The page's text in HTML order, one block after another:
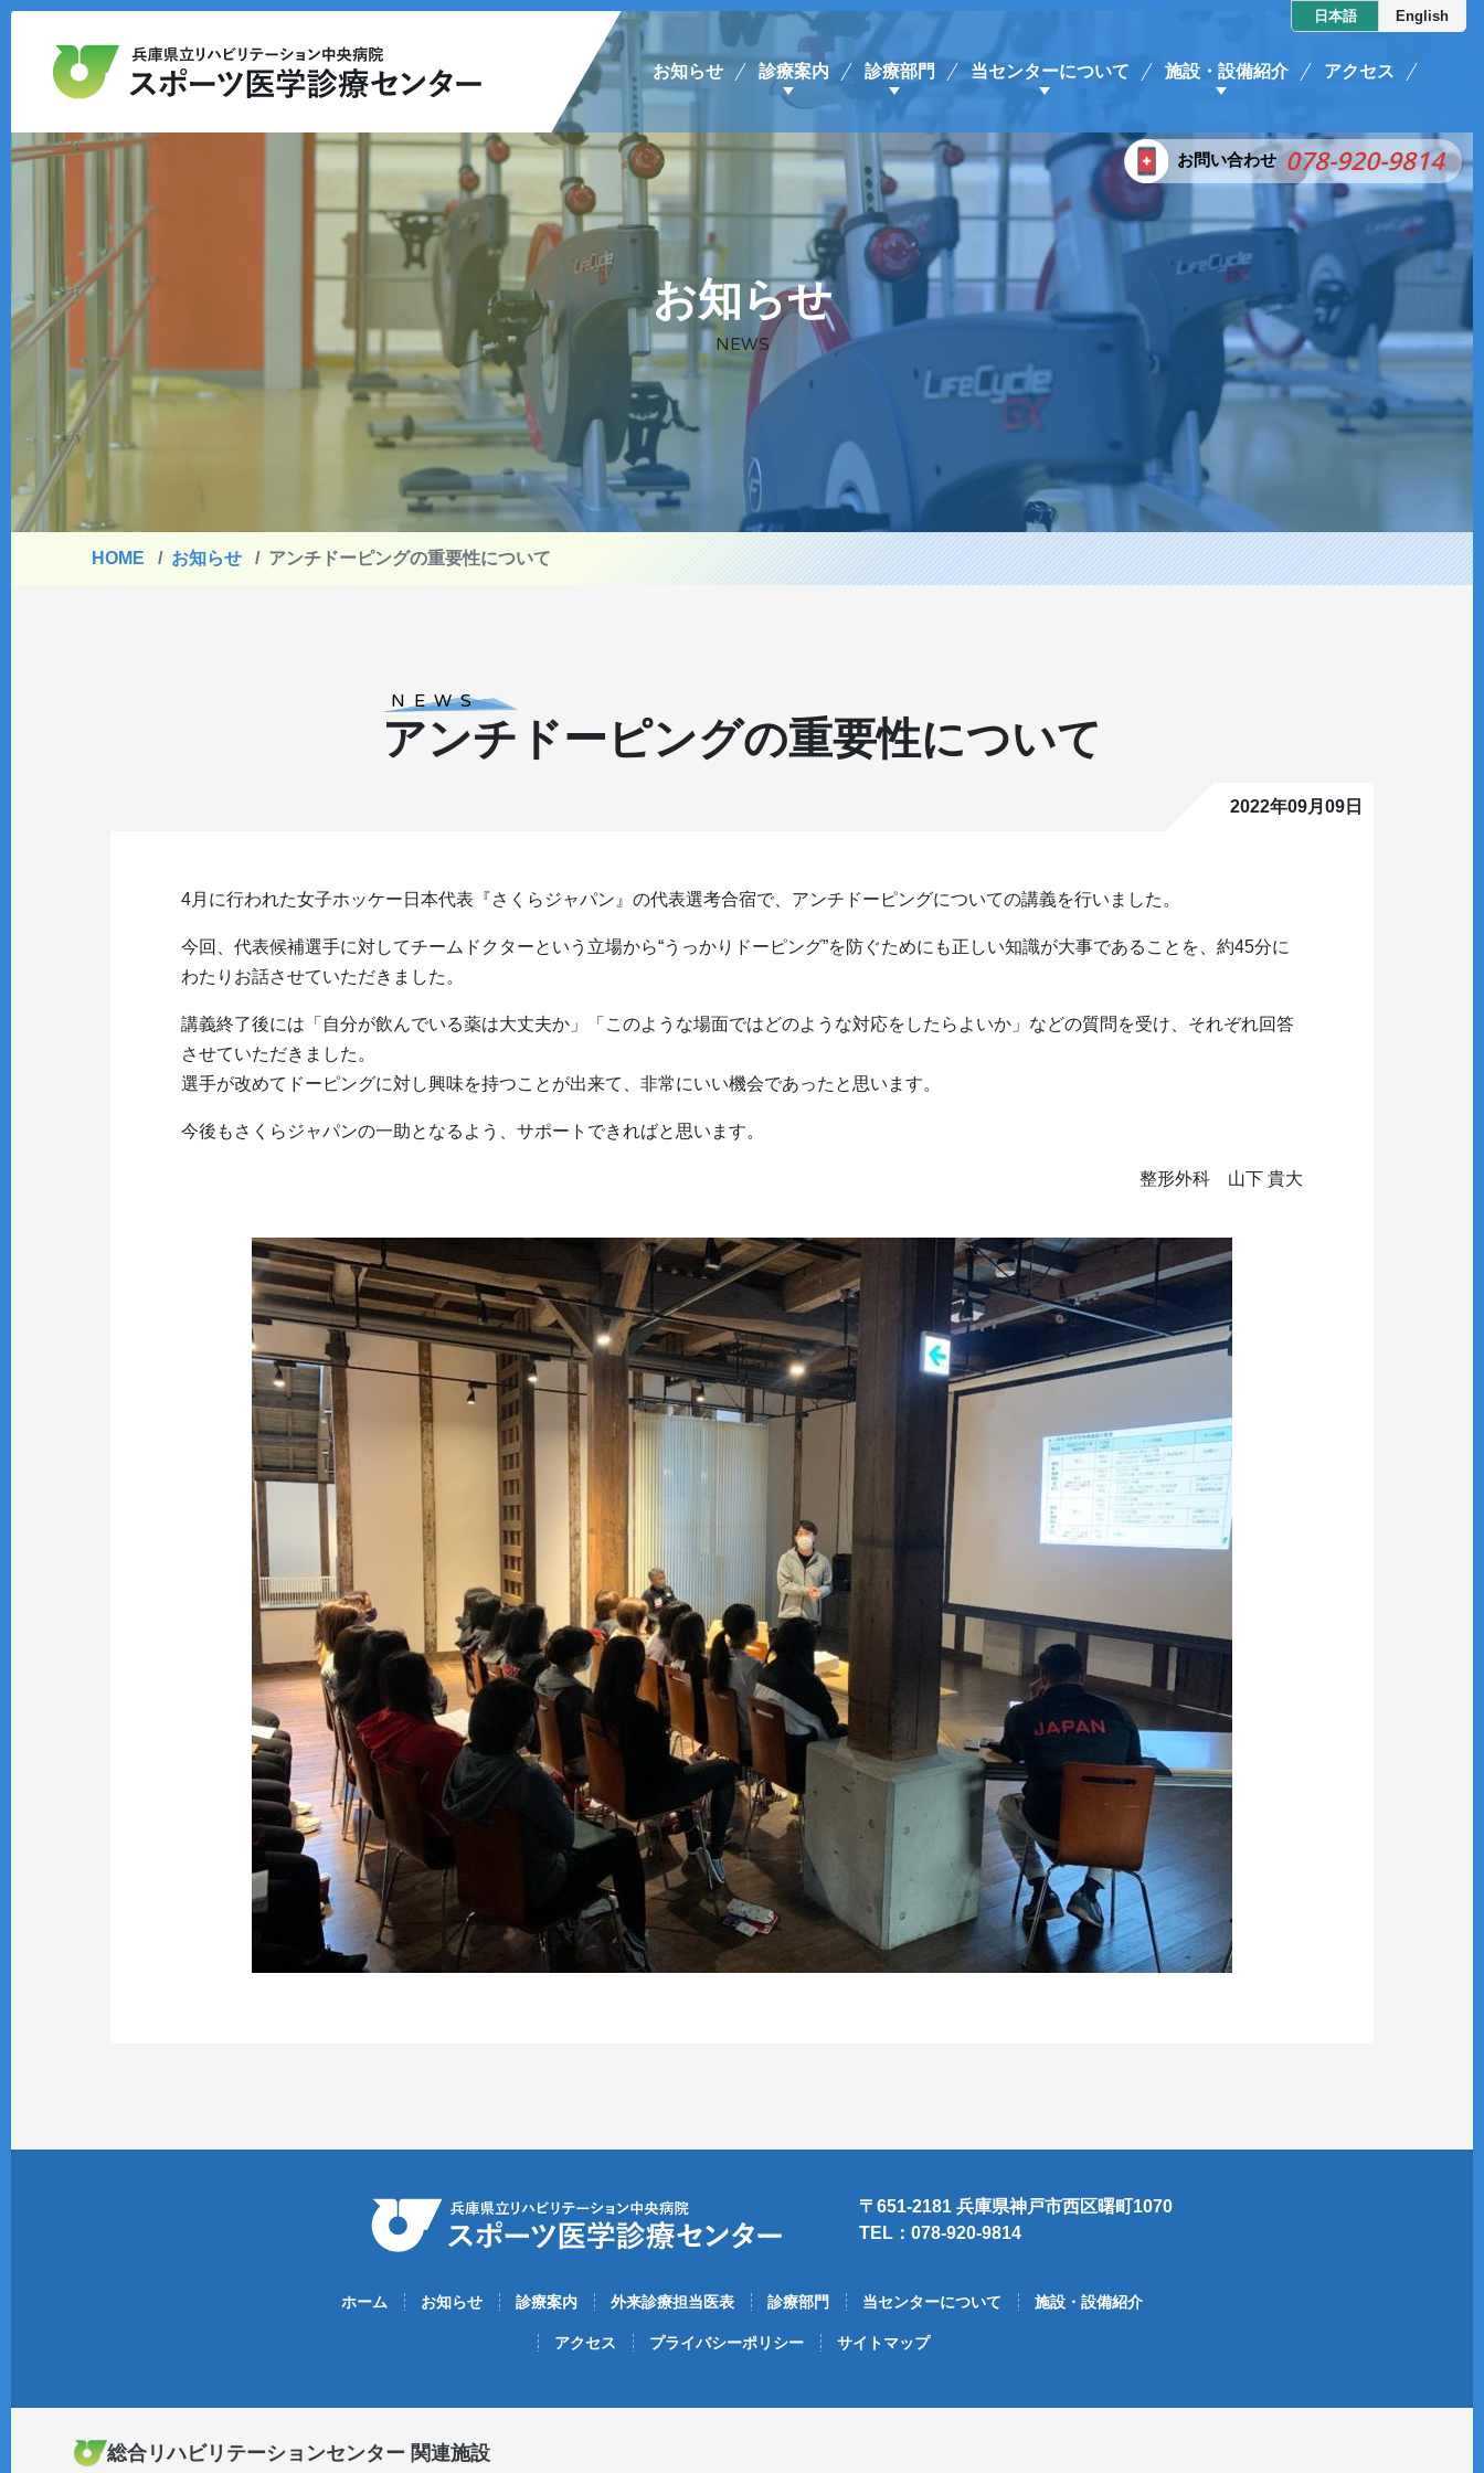
お知らせ 診療案内 診療部門 当センターについて 施設・設備紹介 アクセス
日本語 English
お問い合わせ 078-920-9814
お知らせ
NEWS
HOME お知らせ アンチドーピングの重要性について
NEWS
アンチドーピングの重要性について
2022年09月09日
4月に行われた女子ホッケー日本代表『さくらジャパン』の代表選考合宿で、アンチドーピングについての講義を行いました。
今回、代表候補選手に対してチームドクターという立場から“うっかりドーピング”を防ぐためにも正しい知識が大事であることを、約45分に
わたりお話させていただきました。
講義終了後には「自分が飲んでいる薬は大丈夫か」「このような場面ではどのような対応をしたらよいか」などの質問を受け、それぞれ回答
させていただきました。
選手が改めてドーピングに対し興味を持つことが出来て、非常にいい機会であったと思います。
今後もさくらジャパンの一助となるよう、サポートできればと思います。
整形外科 山下 貴大
〒651-2181 兵庫県神戸市西区曙町1070
TEL：078-920-9814
ホーム お知らせ 診療案内 外来診療担当医表 診療部門 当センターについて 施設・設備紹介
アクセス プライバシーポリシー サイトマップ
総合リハビリテーションセンター 関連施設